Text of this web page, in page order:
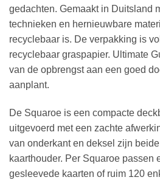
gedachten. Gemaakt in Duitsland
technieken en hernieuwbare
recyclebaar is. De verpakking is
recyclebaar graspapier. Ultimate
van de opbrengst aan een goed
aanplant.
De Squaroe is een compacte
uitgevoerd met een zachte
van onderkant en deksel zijn
kaarthouder. Per Squaroe passen
gesleevede kaarten of ruim 120